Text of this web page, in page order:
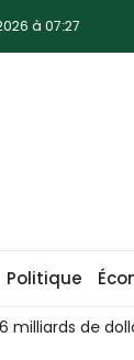
à 07:27
Politique
milliards de